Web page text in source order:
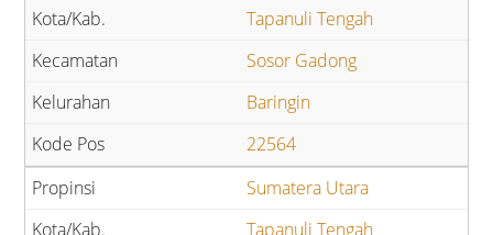
Tapanuli Tengah
Sosor Gadong
Baringin
22564
Sumatera Utara
Tapanuli Tengah